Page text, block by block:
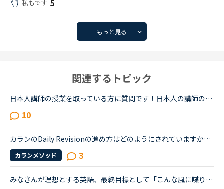
私もです 5
もっと見る
関連するトピック
日本人講師の授業を取っている方に質問です！日本人の講師の授業を取るときってどんな内容の授業をしてもらってますか？その時はすべて英語で授業をしてもらってますか？それとも日本語で説明してもらうって感じ...
10
カランのDaily Revisionの進め方はどのようにされていますか？カランを始めて2週間です。いまStage 2に取り組んでいるのですが、だんだんと難しくなってきて、即答できない質問が増えてきました。復習はしている...
カランメソッド 3
みなさんが理想とする英語、最終目標として「こんな風に喋りたい」と思う英語はどんな(だれの)英語ですか？私は、アメリカアクセントとイギリスRPの中間くらいの英語がよいな、とぼんやり考えていたのですが、最...